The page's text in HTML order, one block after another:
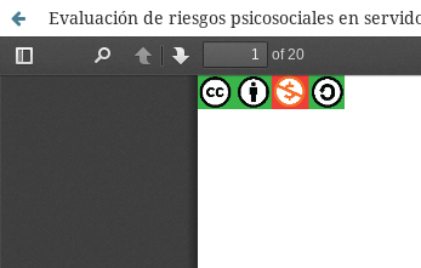
Evaluación de riesgos psicosociales en